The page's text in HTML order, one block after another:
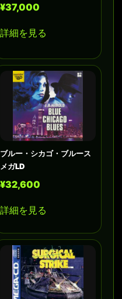
¥37,000
詳細を見る
ブルー・シカゴ・ブルース
メガLD
¥32,600
詳細を見る